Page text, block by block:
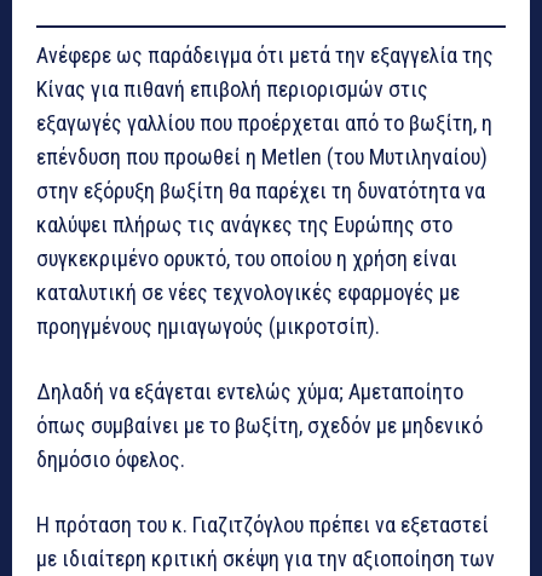
Ανέφερε ως παράδειγμα ότι μετά την εξαγγελία της
Κίνας για πιθανή επιβολή περιορισμών στις
εξαγωγές γαλλίου που προέρχεται από το βωξίτη, η
επένδυση που προωθεί η Metlen (του Μυτιληναίου)
στην εξόρυξη βωξίτη θα παρέχει τη δυνατότητα να
καλύψει πλήρως τις ανάγκες της Ευρώπης στο
συγκεκριμένο ορυκτό, του οποίου η χρήση είναι
καταλυτική σε νέες τεχνολογικές εφαρμογές με
προηγμένους ημιαγωγούς (μικροτσίπ).
Δηλαδή να εξάγεται εντελώς χύμα; Αμεταποίητο
όπως συμβαίνει με το βωξίτη, σχεδόν με μηδενικό
δημόσιο όφελος.
Η πρόταση του κ. Γιαζιτζόγλου πρέπει να εξεταστεί
με ιδιαίτερη κριτική σκέψη για την αξιοποίηση των